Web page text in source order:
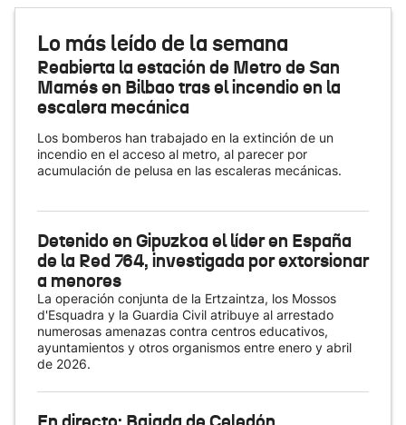
Lo más leído de la semana
Reabierta la estación de Metro de San
Mamés en Bilbao tras el incendio en la
escalera mecánica
Los bomberos han trabajado en la extinción de un
incendio en el acceso al metro, al parecer por
acumulación de pelusa en las escaleras mecánicas.
Detenido en Gipuzkoa el líder en España
de la Red 764, investigada por extorsionar
a menores
La operación conjunta de la Ertzaintza, los Mossos
d'Esquadra y la Guardia Civil atribuye al arrestado
numerosas amenazas contra centros educativos,
ayuntamientos y otros organismos entre enero y abril
de 2026.